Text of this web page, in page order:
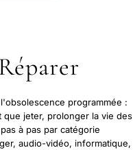
programmée :
que jeter, prolonger la vie des
à pas par catégorie
audio-vidéo, informatique,